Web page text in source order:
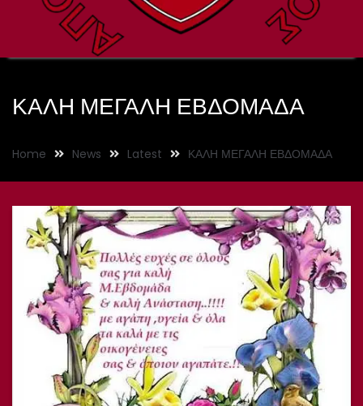
ΚΑΛΗ ΜΕΓΑΛΗ ΕΒΔΟΜΑΔΑ
Home News Latest ΚΑΛΗ ΜΕΓΑΛΗ ΕΒΔΟΜΑΔΑ